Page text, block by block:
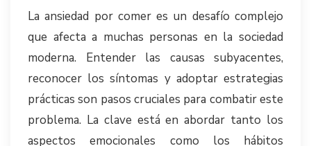
La ansiedad por comer es un desafío complejo
que afecta a muchas personas en la sociedad
moderna. Entender las causas subyacentes,
reconocer los síntomas y adoptar estrategias
prácticas son pasos cruciales para combatir este
problema. La clave está en abordar tanto los
aspectos emocionales como los hábitos